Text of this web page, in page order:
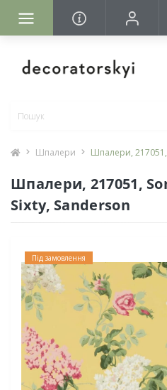
Шпалери Шпалери, 217051,
Шпалери, 217051,
Sixty, Sanderson
Під замовлення